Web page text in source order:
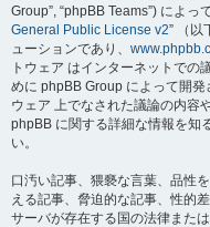
Group”, “phpBB Teams”) によ
General Public License v2” （以
ューションであり、
トウェア はインターネットでの
めに phpBB Group によって開
ウェア 上でなされた議論の内容
phpBB に関する詳細な情報を知
い。
口汚い記事、猥褻な言葉、品性
える記事、脅迫的な記事、性的
サーバが存在する国の法律また